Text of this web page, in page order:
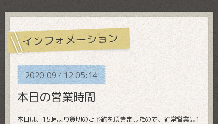
インフォメーション
2020 09/12 05:14
本日の営業時間
本日は、15時より貸切のご予約を頂きましたので、通常営業は1